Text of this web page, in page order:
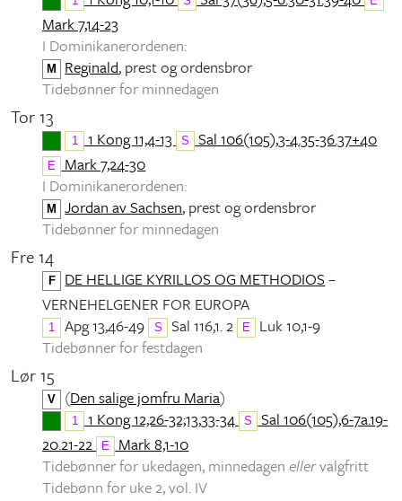
Mark 7,14-23
I Dominikanerordenen:
M Reginald, prest og ordensbror
Tidebønner for minnedagen
Tor 13
1 1 Kong 11,4-13 S Sal 106(105),3-4.35-36.37+40
E
Mark 7,24-30
I Dominikanerordenen:
M Jordan av Sachsen, prest og ordensbror
Tidebønner for minnedagen
Fre 14
F DE HELLIGE KYRILLOS OG METHODIOS –
VERNEHELGENER FOR EUROPA
1 Apg 13,46-49 S Sal 116,1. 2 E
Luk 10,1-9
Tidebønner for festdagen
Lør 15
V (Den salige jomfru Maria)
1 1 Kong 12,26-32;13,33-34 S
Sal 106(105),6-7a.19-
20.21-22
E
Mark 8,1-10
Tidebønner for ukedagen, minnedagen ellervalgfritt
Tidebønn for uke 2, vol. IV